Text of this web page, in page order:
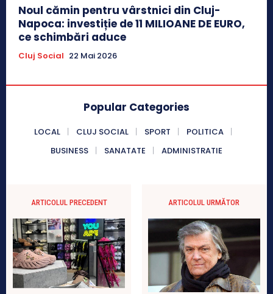
Noul cămin pentru vârstnici din Cluj-
Napoca: investiție de 11 MILIOANE DE EURO,
ce schimbări aduce
Cluj Social 22 Mai 2026
Popular Categories
LOCAL CLUJ SOCIAL SPORT
POLITICA
BUSINESS
SANATATE ADMINISTRATIE
ARTICOLUL PRECEDENT ARTICOLUL URMĂTOR